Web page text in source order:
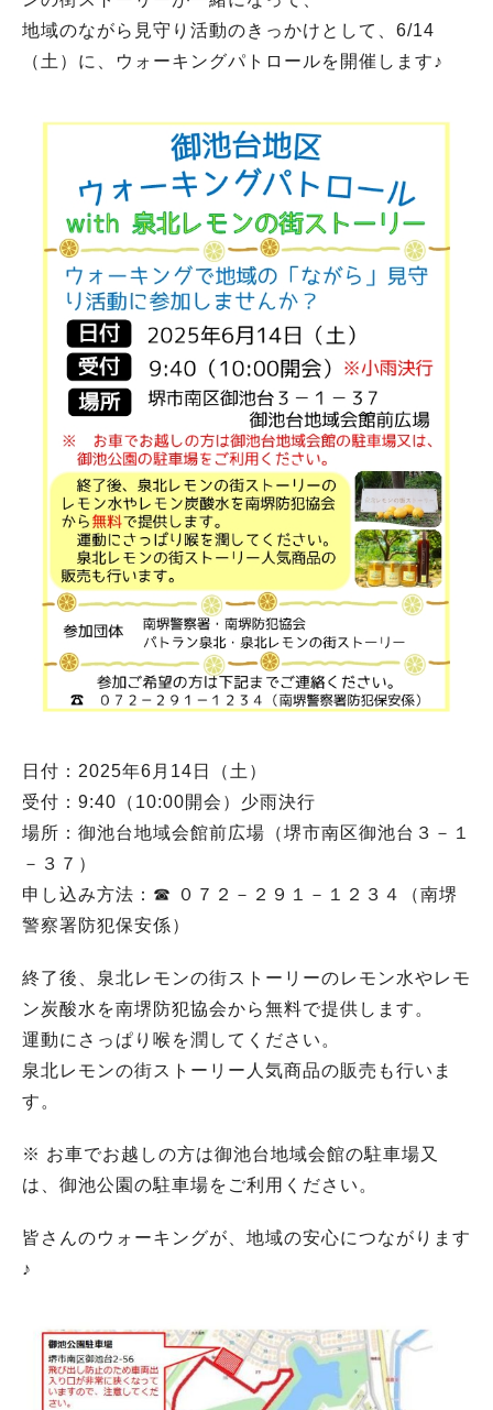
地域のながら見守り活動のきっかけとして、6/14
（土）に、ウォーキングパトロールを開催します♪
日付：2025年6月14日（土）
受付：9:40（10:00開会）少雨決行
場所：御池台地域会館前広場（堺市南区御池台３－１
－３７）
申し込み方法：☎ ０７２－２９１－１２３４（南堺
警察署防犯保安係）
終了後、泉北レモンの街ストーリーのレモン水やレモ
ン炭酸水を南堺防犯協会から無料で提供します。
運動にさっぱり喉を潤してください。
泉北レモンの街ストーリー人気商品の販売も行いま
す。
※ お車でお越しの方は御池台地域会館の駐車場又
は、御池公園の駐車場をご利用ください。
皆さんのウォーキングが、地域の安心につながります
♪